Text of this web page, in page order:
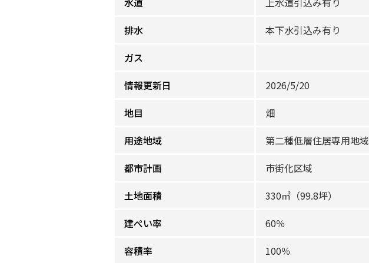
排水
本下水引込み有り
ガス
情報更新日
2026/5/20
地目
畑
用途地域
第二種低層住居専用地域
都市計画
市街化区域
土地面積
330㎡（99.8坪）
建ぺい率
60％
容積率
100％